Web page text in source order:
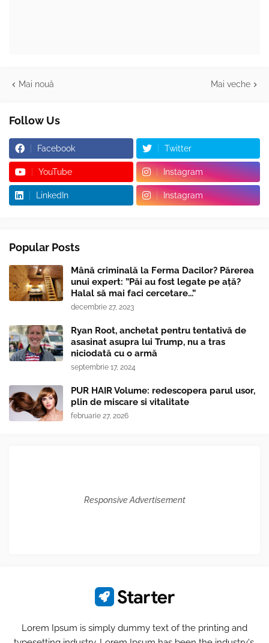
Mai nouă Mai veche
Follow Us
Facebook Twitter
YouTube Instagram
LinkedIn Instagram
Popular Posts
Mână criminală la Ferma Dacilor? Părerea
unui expert: ”Păi au fost legate pe ață?
Halal să mai faci cercetare...”
decembrie 27, 2023
Ryan Root, anchetat pentru tentativă de
asasinat asupra lui Trump, nu a tras
niciodată cu o armă
septembrie 17, 2024
PUR HAIR Volume: redescopera parul usor,
plin de miscare si vitalitate
februarie 27, 2026
Responsive Advertisement
Lorem Ipsum is simply dummy text of the printing and